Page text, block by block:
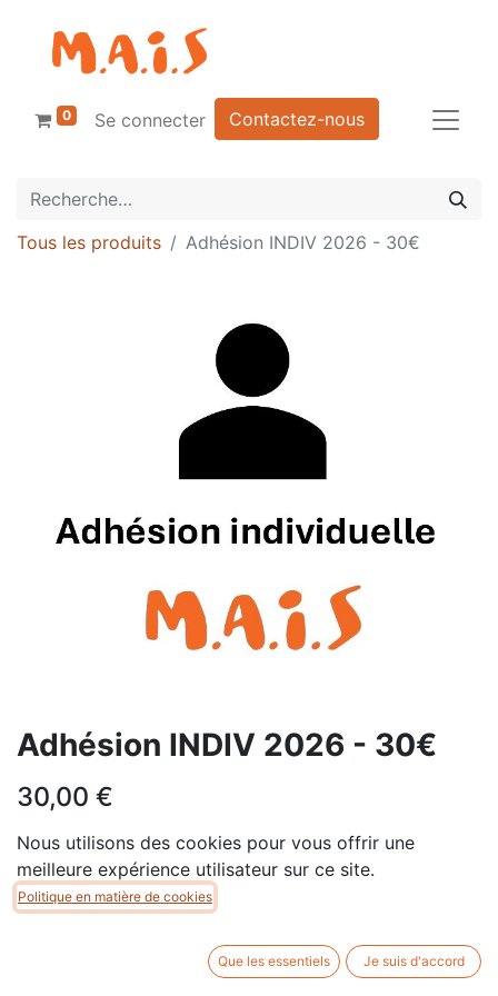
0 Se connecter Contactez-nous
Tous les produits Adhésion INDIV 2026 - 30€
Adhésion INDIV 2026 - 30€
30,00 €
Nous utilisons des cookies pour vous offrir une
meilleure expérience utilisateur sur ce site.
Politique en matière de cookies
Que les essentiels Je suis d'accord